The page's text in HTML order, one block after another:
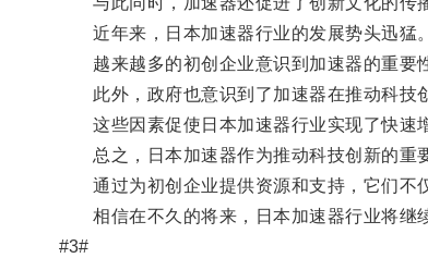
近年来，日本加速器行业的发展势头迅猛。
越来越多的初创企业意识到加速器的重要性
此外，政府也意识到了加速器在推动科技创
这些因素促使日本加速器行业实现了快速
总之，日本加速器作为推动科技创新的重
通过为初创企业提供资源和支持，它们不仅
相信在不久的将来，日本加速器行业将继续
#3#